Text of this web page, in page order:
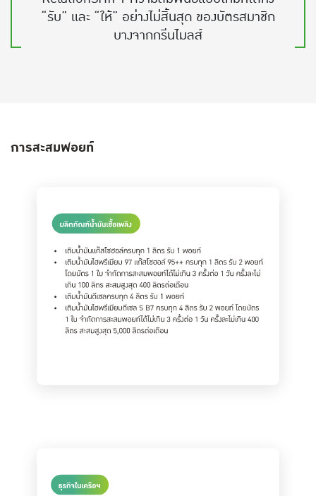
“รับ” และ “ให้” อย่างไม่สิ้นสุด ของบัตรสมาชิก
บางจากกรีนไมลส์
การสะสมพอยท์